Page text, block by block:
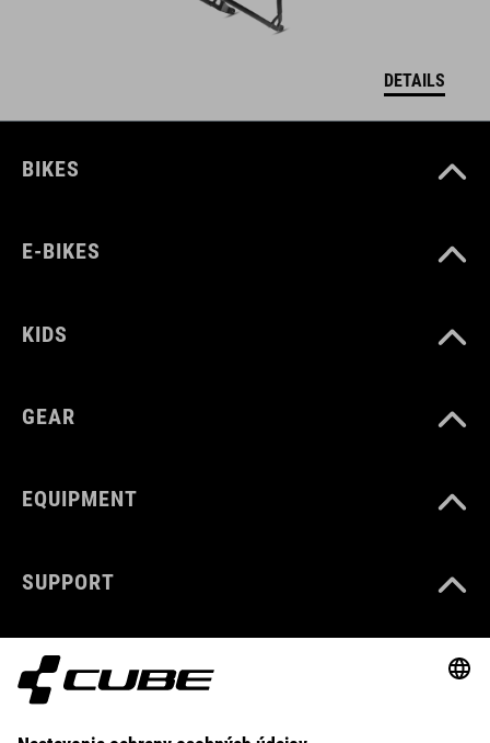
DETAILS
BIKES
E-BIKES
KIDS
GEAR
EQUIPMENT
SUPPORT
ABOUT US